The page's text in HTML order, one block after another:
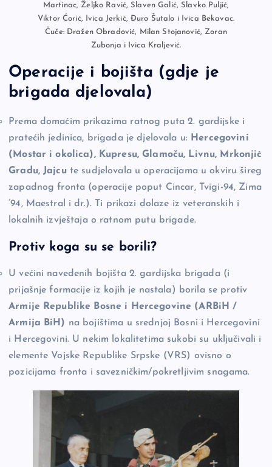
Martinac, Željko Ravić, Slaven Galić, Slavko Puljić,
Viktor Ćorić, Ivica Jerkić, Đuro Šutalo i Ivica Bekavac.
Čuče: Dražen Obradović, Milan Stojanović, Zoran
Zubonja i Ivica Kraljević.
Operacije i bojišta (gdje je
brigada djelovala)
Prema domaćim prikazima ratnog puta 2. gardijske i
pratećih jedinica, brigada je djelovala u: Hercegovini
(Mostar i okolica), Kupresu, Glamoču, Livnu, Mrkonjić
Gradu, Jajcute sudjelovala u operacijama u okviru šireg
zapadnog fronta (operacije poput Cincar, Tvigi-94, Zima
’94, Maestral i dr.). Ti prikazi dolaze iz veteranskih i
lokalnih izvještaja o ratnom putu brigade.
Protiv koga su se borili?
U većini navedenih bojišta 2. gardijska brigada (i
prijašnje formacije iz kojih je nastala) borila se protiv
Armije Republike Bosne i Hercegovine (ARBiH /
Armija BiH) na bojištima u srednjoj Bosni i Hercegovini
i Hercegovini. U nekim lokalitetima sukobi su uključivali i
elemente Vojske Republike Srpske (VRS) ovisno o
pozicijama fronta i savezničkim/pokretljivim snagama.